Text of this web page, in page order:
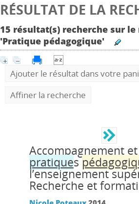
RÉSULTAT DE LA
15 résultat(s) recherche sur le
'Pratique pédagogique'
Ajouter le résultat dans votre
Affiner la recherche
Accompagnement et
pratiques
l’enseignement
Recherche et